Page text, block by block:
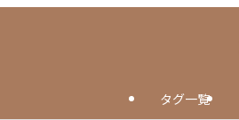
タグ一覧